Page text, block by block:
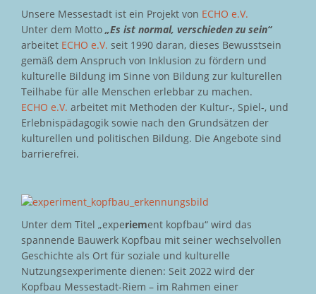
Unsere Messestadt ist ein Projekt von ECHO e.V.
Unter dem Motto „Es ist normal, verschieden zu sein“
arbeitet ECHO e.V. seit 1990 daran, dieses Bewusstsein
gemäß dem Anspruch von Inklusion zu fördern und
kulturelle Bildung im Sinne von Bildung zur kulturellen
Teilhabe für alle Menschen erlebbar zu machen.
ECHO e.V. arbeitet mit Methoden der Kultur-, Spiel-, und
Erlebnispädagogik sowie nach den Grundsätzen der
kulturellen und politischen Bildung. Die Angebote sind
barrierefrei.
Unter dem Titel „experiement kopfbau“ wird das
spannende Bauwerk Kopfbau mit seiner wechselvollen
Geschichte als Ort für soziale und kulturelle
Nutzungsexperimente dienen: Seit 2022 wird der
Kopfbau Messestadt-Riem – im Rahmen einer